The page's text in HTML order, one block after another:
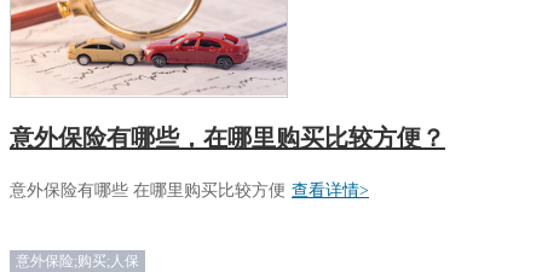
意外保险有哪些，在哪里购买比较方便？
意外保险有哪些 在哪里购买比较方便 查看详情>
意外保险;购买;人保